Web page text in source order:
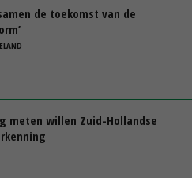
de toekomst van de
meten willen Zuid-Hollandse